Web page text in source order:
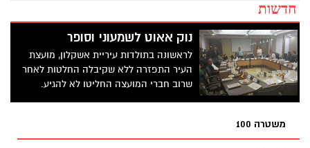
חדשות
נוק אאוט לשמעוני וסופר
לראשונה בתולדות עיריית אשקלון, מועצת
העיר התפזרה ללא שקיבלה החלטות לאחר
שרוב חברי המועצה החליטו לא להגיע.
משטרה 100